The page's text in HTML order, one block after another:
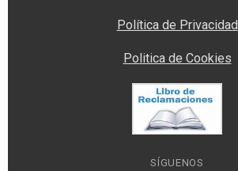
Política de Privacidad
Politica de Cookies
SÍGUENOS